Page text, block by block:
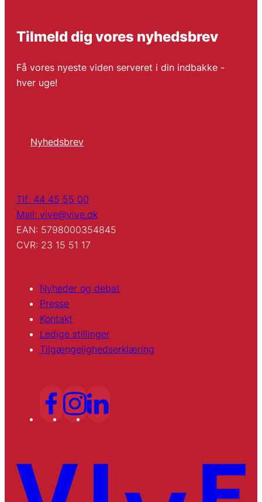
Tilmeld dig vores nyhedsbrev
Få vores nyeste viden serveret i din indbakke -
hver uge!
Nyhedsbrev
Tlf: 44 45 55 00
Mail: vive@vive.dk
EAN: 5798000354845
CVR: 23 15 51 17
Nyheder og debat
Presse
Kontakt
Ledige stillinger
Tilgængelighedserklæring